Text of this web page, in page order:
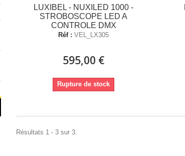
LUXIBEL - NUXILED 1000 -
STROBOSCOPE LED A
CONTROLE DMX
Réf : VEL_LX305
595,00 €
Rupture de stock
Résultats 1 - 3 sur 3.